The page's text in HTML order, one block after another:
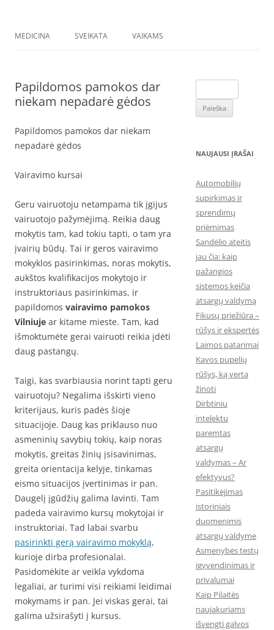
MEDICINA SVEIKATA VAIKAMS
Papildomos pamokos dar
niekam nepadarė gėdos
Papildomos pamokos dar niekam
nepadarė gėdos
Vairavimo kursai
Geru vairuotoju netampama tik įgijus
vairuotojo pažymėjimą. Reikia daug
mokytis tam, kad tokiu tapti, o tam yra
įvairių būdų. Tai ir geros vairavimo
mokyklos pasirinkimas, noras mokytis,
aukštos kvalifikacijos mokytojo ir
instruktoriaus pasirinkimas, ir
papildomos vairavimo pamokos
Vilniuje ar kitame mieste. Tam, kad
išmoktumėte gerai vairuoti reikia įdėti
daug pastangų.
Taigi, kas svarbiausia norint tapti geru
vairuotoju? Negalima išskirti vieno
kriterijaus, kuris padės šioje
situacijoje. Daug kas priklauso nuo
asmeninių savybių tokių, kaip noras
mokytis, greitas žinių įsisavinimas,
greita orientacija kelyje, tinkamas
eismo situacijos įvertinimas ir pan.
Daugelį įgūdžių galima lavinti. Tam
padeda vairavimo kursų mokytojai ir
instruktoriai. Tad labai svarbu
pasirinkti gerą vairavimo mokyklą,
kurioje dirba profesionalai.
Pasidomėkite ar veikla vykdoma
legaliai, ar turimi visi reikiami leidimai
mokymams ir pan. Jei viskas gerai, tai
galima užsirašyti į kursus.
NAUJAUSI ĮRAŠAI
Automobilių
supirkimas ir
sprendimų
priėmimas
Sandėlio ateitis
jau čia: kaip
pažangios
sistemos keičia
atsargų valdymą
Fikusų priežiūra –
rūšys ir ekspertės
Laimos patarimai
Kavos pupelių
rūšys, ką verta
žinoti
Dirbtiniu
intelektu
paremtas
atsargų
valdymas – Ar
efektyvus?
Pasitikėjimas
istoriniais
duomenimis
atsargų valdyme
Asmenybės testų
įgyvendinimas ir
privalumai
Kaip Pilaitės
naujakuriams
išvengti galvos